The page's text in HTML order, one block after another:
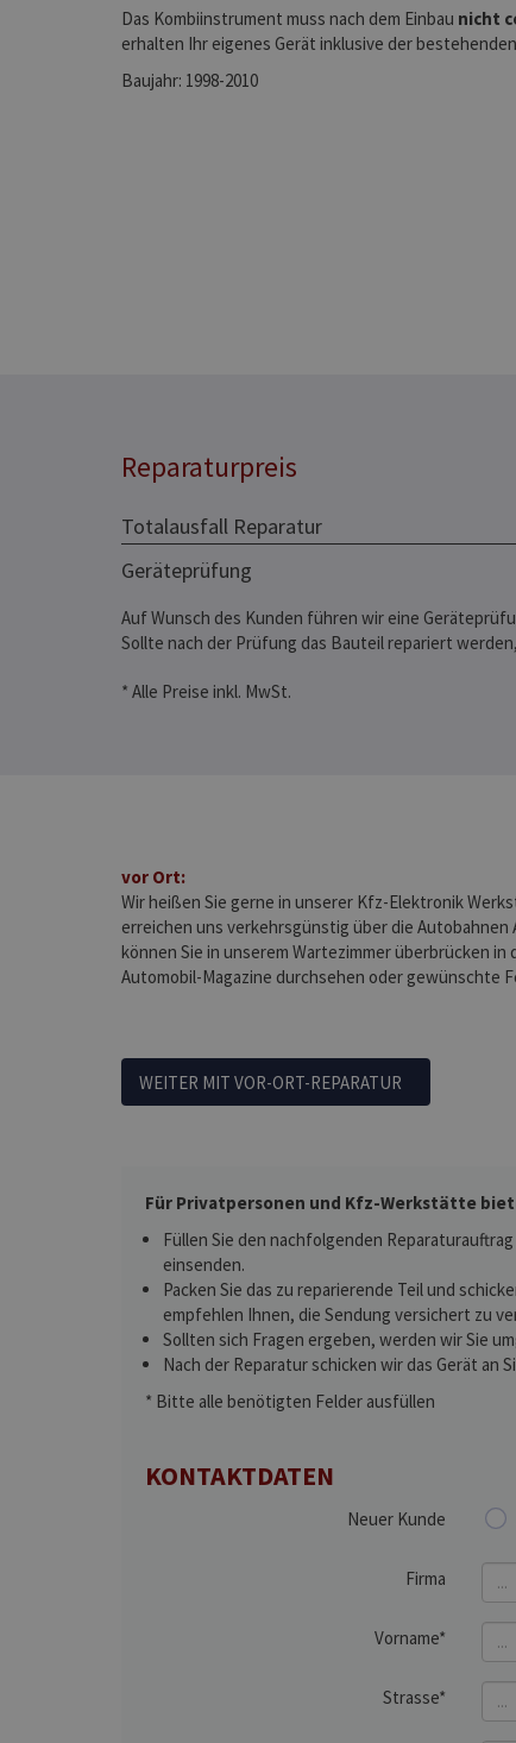
Das Kombiinstrument muss nach dem Einbau nicht
erhalten Ihr eigenes Gerät inklusive der
Baujahr: 1998-2010
Reparaturpreis
Totalausfall Reparatur
Geräteprüfung
Auf Wunsch des Kunden führen wir eine
Sollte nach der Prüfung das Bauteil repariert
* Alle Preise inkl. MwSt.
vor Ort:
Wir heißen Sie gerne in unserer Kfz-Elektronik
erreichen uns verkehrsgünstig über die Autobahnen
können Sie in unserem Wartezimmer überbrücken in
Automobil-Magazine durchsehen oder gewünschte
WEITER MIT VOR-ORT-REPARATUR
Für Privatpersonen und Kfz-Werkstätte
Füllen Sie den nachfolgenden
einsenden.
Packen Sie das zu reparierende Teil und
empfehlen Ihnen, die Sendung versichert zu
Sollten sich Fragen ergeben, werden wir Sie
Nach der Reparatur schicken wir das Gerät an
* Bitte alle benötigten Felder ausfüllen
KONTAKTDATEN
Neuer Kunde
Firma
Vorname*
Strasse*